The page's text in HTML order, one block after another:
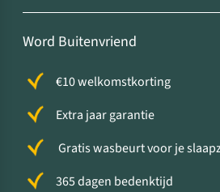
Word Buitenvriend
€10 welkomstkorting
Extra jaar garantie
Gratis wasbeurt voor je
365 dagen bedenktijd